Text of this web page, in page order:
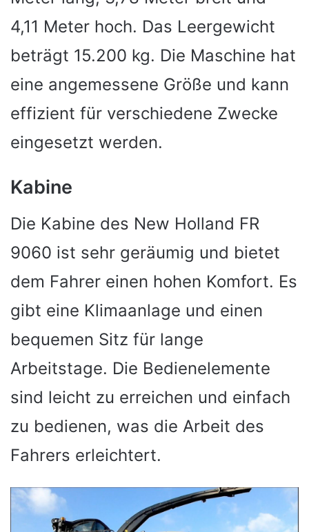
4,11 Meter hoch. Das Leergewicht
beträgt 15.200 kg. Die Maschine hat
eine angemessene Größe und kann
effizient für verschiedene Zwecke
eingesetzt werden.
Kabine
Die Kabine des New Holland FR
9060 ist sehr geräumig und bietet
dem Fahrer einen hohen Komfort. Es
gibt eine Klimaanlage und einen
bequemen Sitz für lange
Arbeitstage. Die Bedienelemente
sind leicht zu erreichen und einfach
zu bedienen, was die Arbeit des
Fahrers erleichtert.